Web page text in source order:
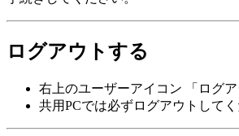
ログアウトする
右上のユーザーアイコン 「ログア
共用PCでは必ずログアウトして